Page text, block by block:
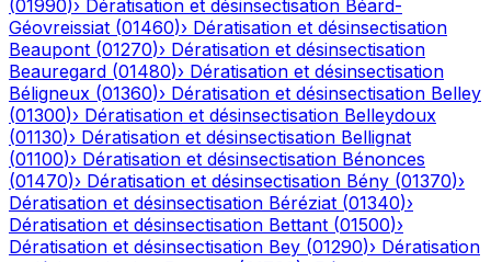
(01990)› Dératisation et désinsectisation Béard-
Géovreissiat (01460)› Dératisation et désinsectisation
Beaupont (01270)› Dératisation et désinsectisation
Beauregard (01480)› Dératisation et désinsectisation
Béligneux (01360)› Dératisation et désinsectisation Belley
(01300)› Dératisation et désinsectisation Belleydoux
(01130)› Dératisation et désinsectisation Bellignat
(01100)› Dératisation et désinsectisation Bénonces
(01470)› Dératisation et désinsectisation Bény (01370)›
Dératisation et désinsectisation Béréziat (01340)›
Dératisation et désinsectisation Bettant (01500)›
Dératisation et désinsectisation Bey (01290)› Dératisation